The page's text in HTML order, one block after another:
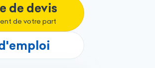
de devis
de votre part